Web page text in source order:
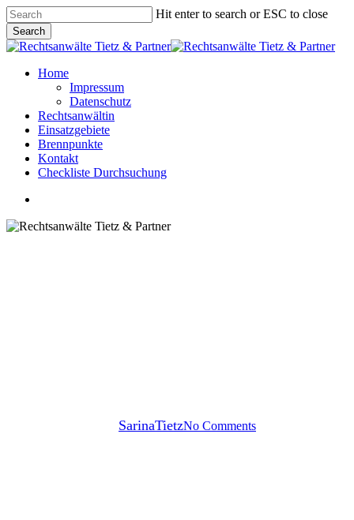
Skip
to
main
content
Hit enter to search or ESC to close
Search
Close
Menu
Home
Impressum
Datenschutz
Rechtsanwältin
Einsatzgebiete
Brennpunkte
Kontakt
Checkliste Durchsuchung
SarinaTietzNo Comments